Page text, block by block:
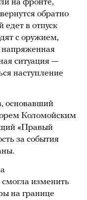
на фронте,
обратно
в отпуск
с оружием,
напряженная
ситуация —
наступление
основавший
Коломойским
«Правый
за события
изменить
на границе